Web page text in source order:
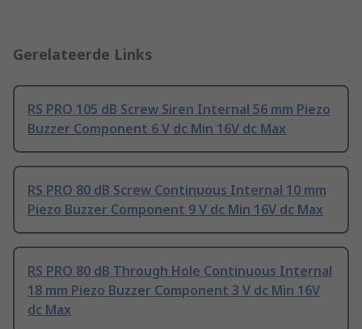
Gerelateerde Links
RS PRO 105 dB Screw Siren Internal 56 mm Piezo
Buzzer Component 6 V dc Min 16V dc Max
RS PRO 80 dB Screw Continuous Internal 10 mm
Piezo Buzzer Component 9 V dc Min 16V dc Max
RS PRO 80 dB Through Hole Continuous Internal
18 mm Piezo Buzzer Component 3 V dc Min 16V
dc Max